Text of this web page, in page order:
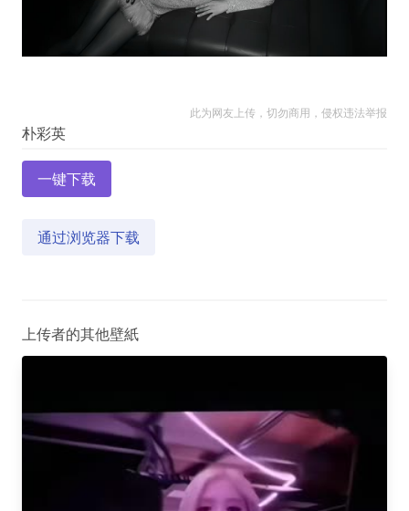
此为网友上传，切勿商用，侵权违法举报
一键下载
通过浏览器下载
上传者的其他壁紙